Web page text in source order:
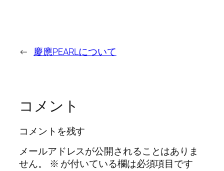
← 慶應PEARLについて
コメント
コメントを残す
メールアドレスが公開されることはありま
せん。
※ が付いている欄は必須項目です